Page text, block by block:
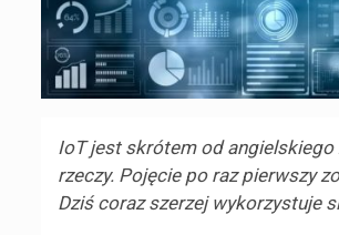
IoT jest skrótem od angielskiego
rzeczy. Pojęcie po raz pierwszy
Dziś coraz szerzej wykorzystuje